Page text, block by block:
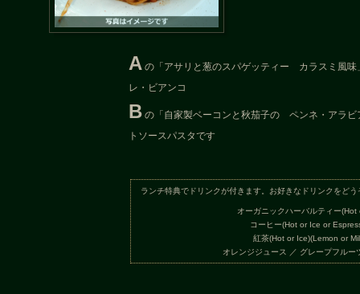
A の「アサリと葱のスパゲッティー カラスミ風味
レ・ビアンコ
B の「自家製ベーコンと秋茄子の ペンネ・アラビ
トソースパスタです
ランチ特典でドリンクが付きます。お好きなドリンクをど
オーガニックハーバルティー(Hot
コーヒー(Hot or Ice or
紅茶(Hot or Ice)(Lemon or
オレンジジュース ／ グレープフルー